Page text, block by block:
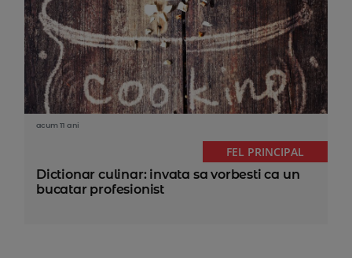
acum 11 ani
FEL PRINCIPAL
Dictionar culinar: invata sa vorbesti ca un
bucatar profesionist